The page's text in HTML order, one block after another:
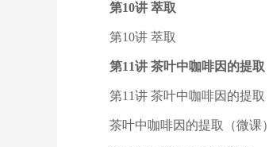
第10讲 萃取
第10讲 萃取
第11讲 茶叶中咖啡因的提取
第11讲 茶叶中咖啡因的提取
茶叶中咖啡因的提取（微课）